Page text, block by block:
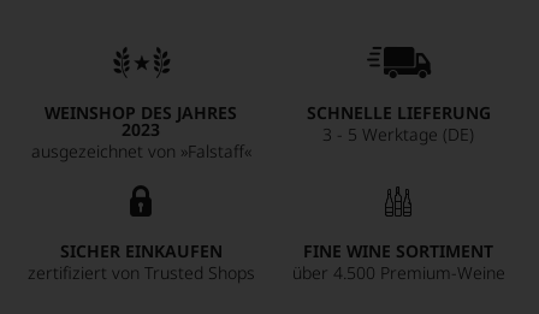
WEINSHOP DES JAHRES
2023
ausgezeichnet von »Falstaff«
SCHNELLE LIEFERUNG
3 - 5 Werktage (DE)
SICHER EINKAUFEN
zertifiziert von Trusted Shops
FINE WINE SORTIMENT
über 4.500 Premium-Weine